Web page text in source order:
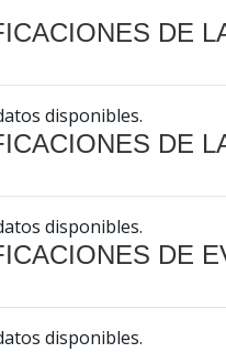
DE
disponibles.
DE
disponibles.
DE
disponibles.